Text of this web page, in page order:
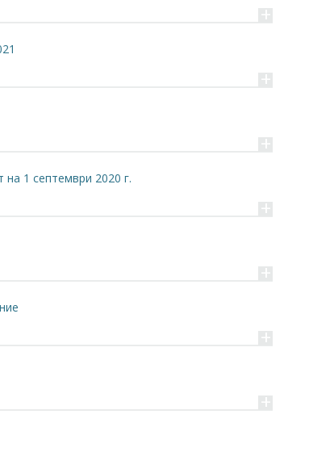
+
+
+
1 септември 2020 г.
+
+
+
+